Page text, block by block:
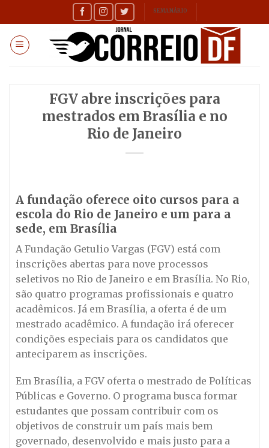
to
content
SEMANÁRIO
FGV abre inscrições para
mestrados em Brasília e no
Rio de Janeiro
A fundação oferece oito cursos para a
escola do Rio de Janeiro e um para a
sede, em Brasília
A Fundação Getulio Vargas (FGV) está com
inscrições abertas para nove processos
seletivos no Rio de Janeiro e em Brasília. No Rio,
são quatro programas profissionais e quatro
acadêmicos. Já em Brasília, a oferta é de um
mestrado acadêmico. A fundação irá oferecer
condições especiais para os candidatos que
anteciparem as inscrições.
Em Brasília, a FGV oferta o mestrado de Políticas
Públicas e Governo. O programa busca formar
estudantes que possam contribuir com os
objetivos de construir um país mais bem
governado, desenvolvido e mais justo para a